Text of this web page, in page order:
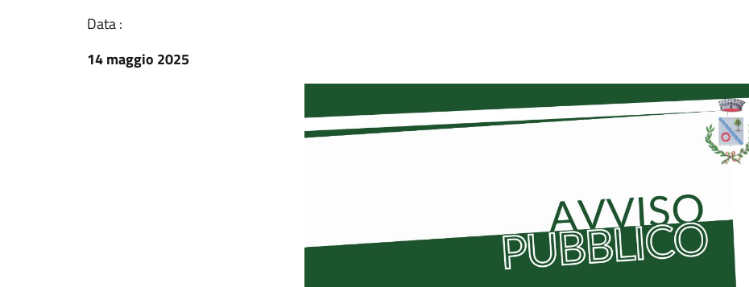
Data :
14 maggio 2025